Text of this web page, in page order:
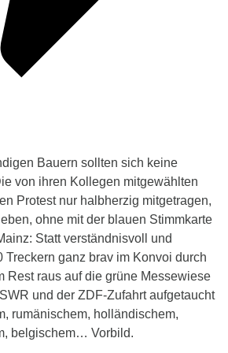
Bauern sollten sich keine
von ihren Kollegen mitgewählten
Protest nur halbherzig mitgetragen,
ohne mit der blauen Stimmkarte
Statt verständnisvoll und
Treckern ganz brav im Konvoi durch
Rest raus auf die grüne Messewiese
und der ZDF-Zufahrt aufgetaucht
rumänischem, holländischem,
belgischem… Vorbild.